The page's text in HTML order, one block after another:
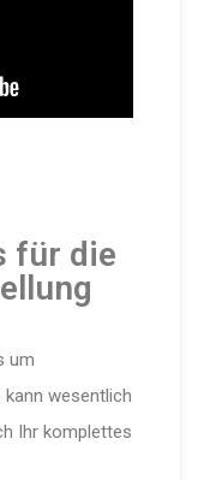
für die
um
wesentlich
Ihr komplettes